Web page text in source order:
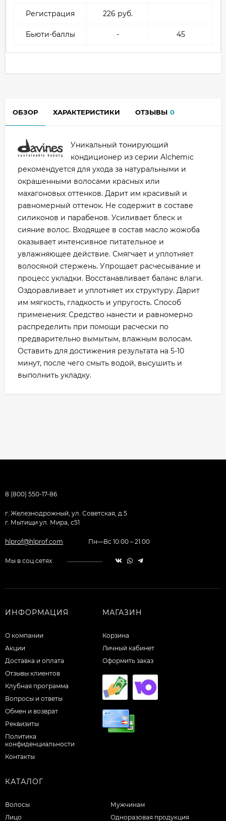
Регистрация 226 руб.
Бьюти-баллы - 45
ОБЗОР ХАРАКТЕРИСТИКИ ОТЗЫВЫ 0
Уникальный тонирующий
кондиционер из серии Alchemic
рекомендуется для ухода за натуральными и
окрашенными волосами красных или
махагоновых оттенков. Дарит им красивый и
равномерный оттенок. Не содержит в составе
силиконов и парабенов. Усиливает блеск и
сияние волос. Входящее в состав масло жожоба
оказывает интенсивное питательное и
увлажняющее действие. Смягчает и уплотняет
волосяной стержень. Упрощает расчесывание и
процесс укладки. Восстанавливает баланс влаги.
Оздоравливает и уплотняет их структуру. Дарит
им мягкость, гладкость и упругость. Способ
применения: Средство нанести и равномерно
распределить при помощи расчески по
предварительно вымытым, влажным волосам.
Оставить для достижения результата на 5-10
минут, после чего смыть водой, высушить и
выполнить укладку.
8 (800) 550-17-86
г. Железнодрожный, ул. Советская, д.5
г. Мытищи ул. Мира, с51
hlprof@hlprof.com Пн—Вс 10:00 – 21:00
Мы в соц.сетях
ИНФОРМАЦИЯ
О компании
Акции
Доставка и оплата
Отзывы клиентов
Клубная программа
Вопросы и ответы
Обмен и возврат
Реквизиты
Политика
конфиденциальности
Контакты
МАГАЗИН
Корзина
Личный кабинет
Оформить заказ
КАТАЛОГ
Волосы
Лицо
Мужчинам
Одноразовая продукция